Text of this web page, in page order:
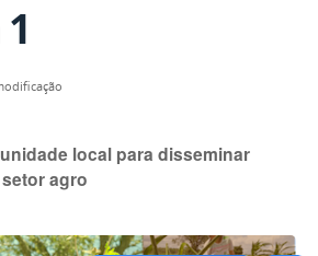
local para disseminar
agro